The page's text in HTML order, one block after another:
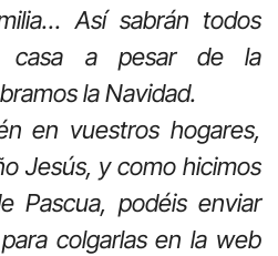
Así sabrán todos
casa a pesar de la
la Navidad.
en vuestros hogares,
Jesús, y como hicimos
Pascua, podéis enviar
colgarlas en la web